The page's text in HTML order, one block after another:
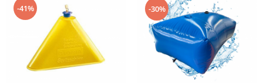
Organizare si depozitare
Rafturi
Scule electrice si unelte
Silicon, spume si solutii tehnice
-41% -30%